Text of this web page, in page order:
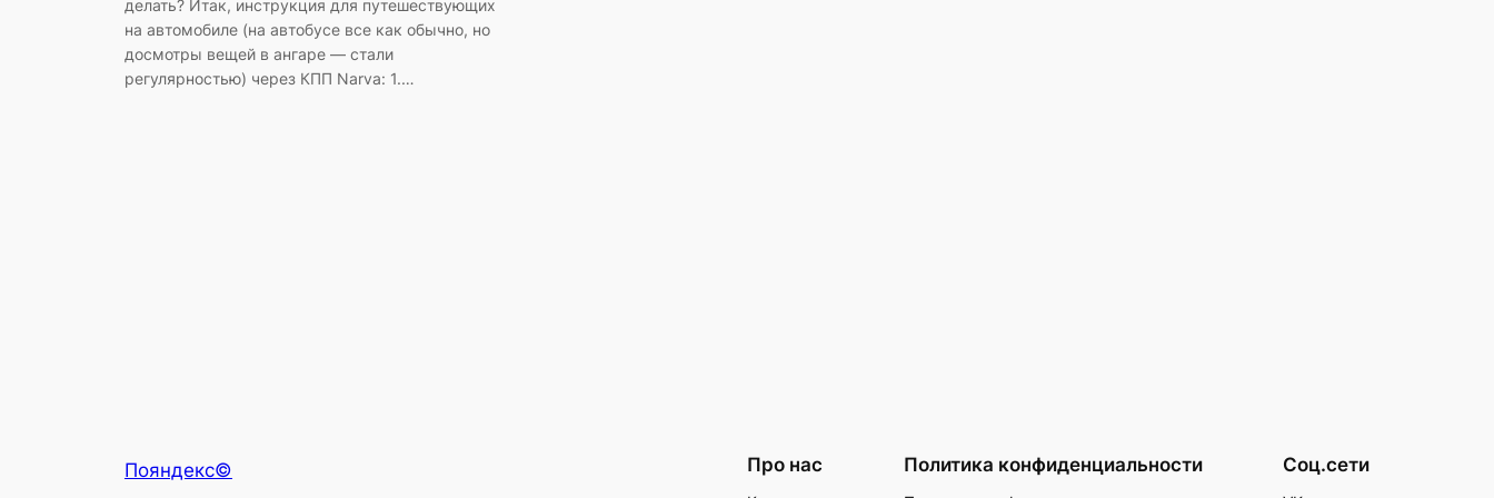
делать? Итак, инструкция для путешествующих
на автомобиле (на автобусе все как обычно, но
досмотры вещей в ангаре — стали
регулярностью) через КПП Narva: 1.…
Пояндекс© Про нас Политика конфиденциальности Соц.сети